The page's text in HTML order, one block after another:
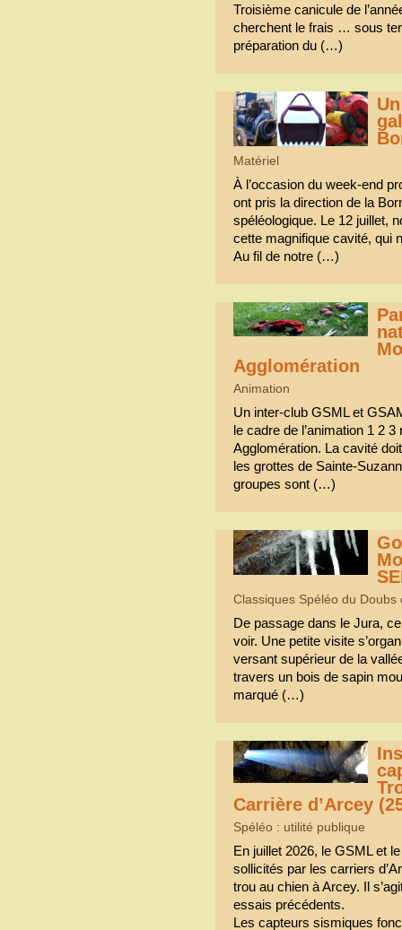
Troisième canicule de
cherchent le frais … sous
préparation du (…)
Matériel
À l’occasion du week-end
ont pris la direction de la
spéléologique. Le 12 juillet,
cette magnifique cavité, qui
Au fil de notre (…)
Agglomération
Animation
Un inter-club GSML et
le cadre de l’animation 1 2
Agglomération. La cavité
les grottes de Sainte-
groupes sont (…)
Classiques Spéléo du Doubs
De passage dans le Jura,
voir. Une petite visite
versant supérieur de la
travers un bois de sapin
marqué (…)
Carrière d’Arcey
Spéléo : utilité publique
En juillet 2026, le GSML et
sollicités par les carriers
trou au chien à Arcey. Il
essais précédents.
Les capteurs sismiques